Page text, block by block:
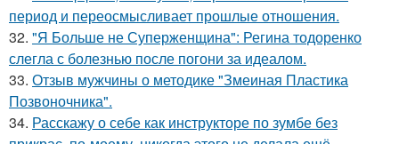
период и переосмысливает прошлые отношения.
32. "Я Больше не Суперженщина": Регина тодоренко
слегла с болезнью после погони за идеалом.
33. Отзыв мужчины о методике "Змеиная Пластика
Позвоночника".
34. Расскажу о себе как инструкторе по зумбе без